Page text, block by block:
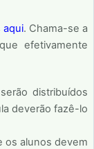
aqui. Chama-se a
efetivamente
distribuídos
deverão fazê-lo
os alunos devem